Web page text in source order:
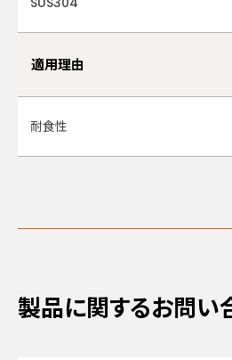
適用理由
耐食性
製品に関するお問い